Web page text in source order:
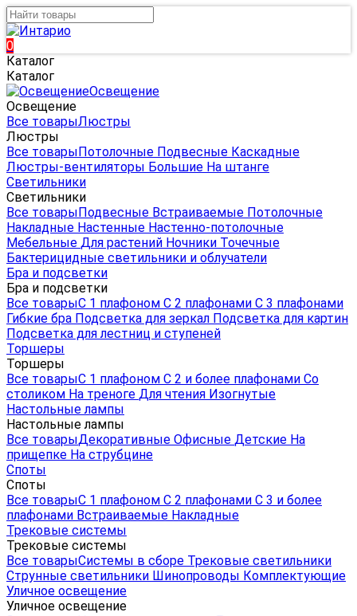
0
Каталог
Каталог
Освещение
Освещение
Все товарыЛюстры
Люстры
Все товарыПотолочные Подвесные Каскадные
Люстры-вентиляторы Большие На штанге
Светильники
Светильники
Все товарыПодвесные Встраиваемые Потолочные
Накладные Настенные Настенно-потолочные
Мебельные Для растений Ночники Точечные
Бактерицидные светильники и облучатели
Бра и подсветки
Бра и подсветки
Все товарыС 1 плафоном С 2 плафонами С 3 плафонами
Гибкие бра Подсветка для зеркал Подсветка для картин
Подсветка для лестниц и ступеней
Торшеры
Торшеры
Все товарыС 1 плафоном С 2 и более плафонами Со
столиком На треноге Для чтения Изогнутые
Настольные лампы
Настольные лампы
Все товарыДекоративные Офисные Детские На
прищепке На струбцине
Споты
Споты
Все товарыС 1 плафоном С 2 плафонами С 3 и более
плафонами Встраиваемые Накладные
Трековые системы
Трековые системы
Все товарыСистемы в сборе Трековые светильники
Струнные светильники Шинопроводы Комплектующие
Уличное освещение
Уличное освещение